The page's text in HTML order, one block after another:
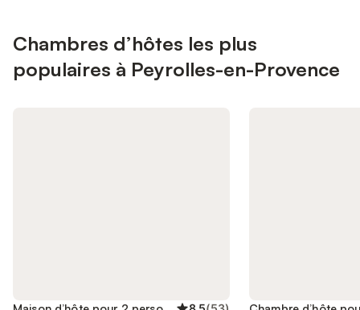
Chambres d’hôtes les plus
populaires à Peyrolles-en-Provence